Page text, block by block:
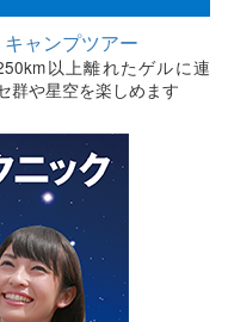
ャンプツアー
以上離れたゲルに連
群や星空を楽しめます